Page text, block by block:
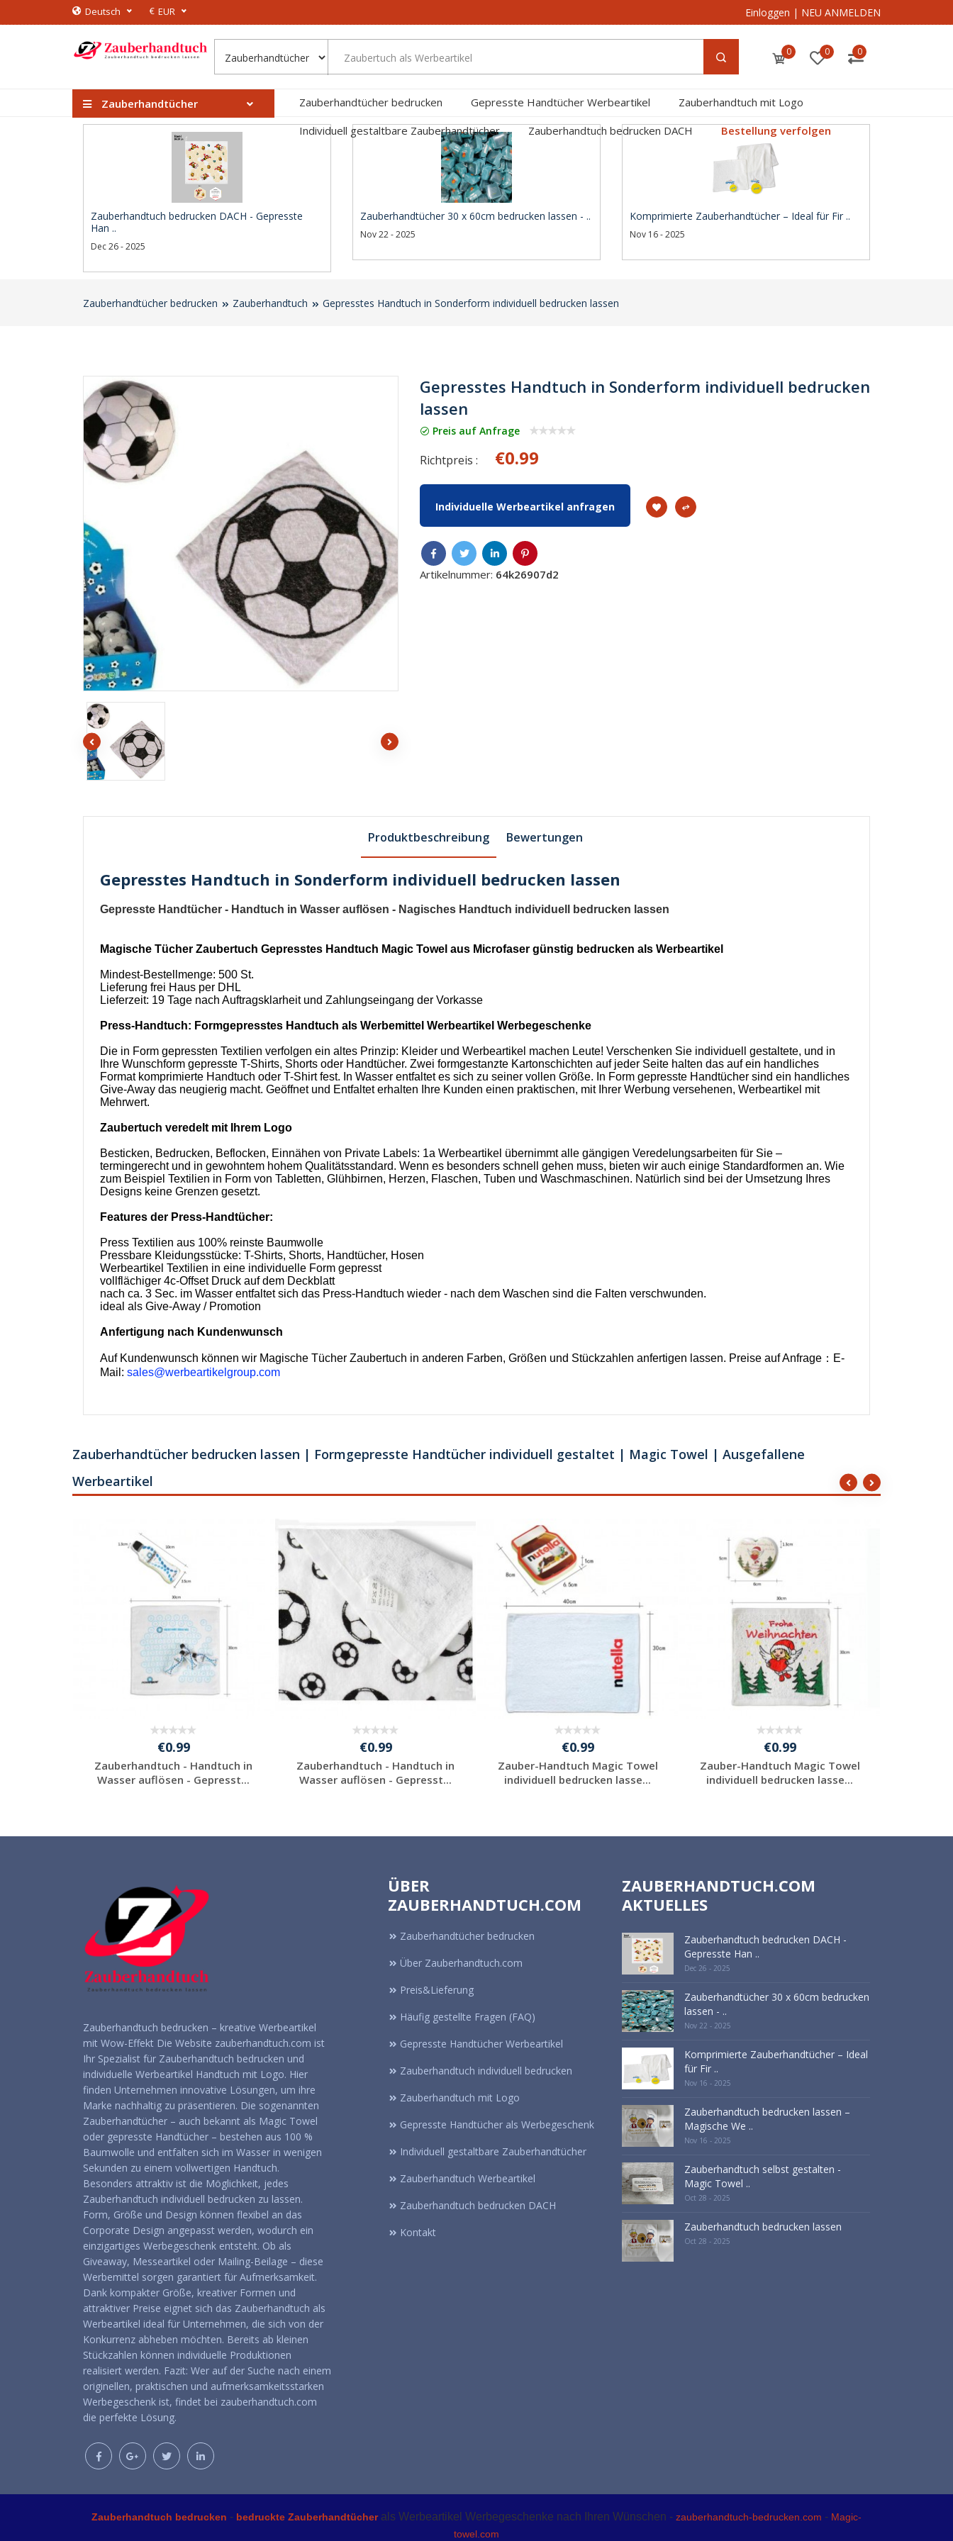
Deutsch € EUR Einloggen | NEU ANMELDEN
0 0 0
Zauberhandtücher Zauberhandtücher bedrucken Gepresste Handtücher Werbeartikel
Zauberhandtuch mit Logo
Individuell gestaltbare Zauberhandtücher
Zauberhandtuch bedrucken DACH Bestellung verfolgen
Zauberhandtuch bedrucken DACH - Gepresste
Han ..
Dec 26 - 2025
Zauberhandtücher 30 x 60cm bedrucken lassen - ..
Nov 22 - 2025
Komprimierte Zauberhandtücher – Ideal für Fir ..
Nov 16 - 2025
Zauberhandtücher bedrucken Zauberhandtuch Gepresstes Handtuch in Sonderform individuell bedrucken lassen
Gepresstes Handtuch in Sonderform individuell bedrucken
lassen
Preis auf Anfrage
Richtpreis : €0.99
Individuelle Werbeartikel anfragen
Artikelnummer: 64k26907d2
Produktbeschreibung Bewertungen
Gepresstes Handtuch in Sonderform individuell bedrucken lassen
Gepresste Handtücher - Handtuch in Wasser auflösen - Nagisches Handtuch individuell bedrucken lassen
Magische Tücher Zaubertuch Gepresstes Handtuch Magic Towel aus Microfaser günstig bedrucken als Werbeartikel
Mindest-Bestellmenge: 500 St.
Lieferung frei Haus per DHL
Lieferzeit: 19 Tage nach Auftragsklarheit und Zahlungseingang der Vorkasse
Press-Handtuch: Formgepresstes Handtuch als Werbemittel Werbeartikel Werbegeschenke
Die in Form gepressten Textilien verfolgen ein altes Prinzip: Kleider und Werbeartikel machen Leute! Verschenken Sie individuell gestaltete, und in
Ihre Wunschform gepresste T-Shirts, Shorts oder Handtücher. Zwei formgestanzte Kartonschichten auf jeder Seite halten das auf ein handliches
Format komprimierte Handtuch oder T-Shirt fest. In Wasser entfaltet es sich zu seiner vollen Größe. In Form gepresste Handtücher sind ein handliches
Give-Away das neugierig macht. Geöffnet und Entfaltet erhalten Ihre Kunden einen praktischen, mit Ihrer Werbung versehenen, Werbeartikel mit
Mehrwert.
Zaubertuch veredelt mit Ihrem Logo
Besticken, Bedrucken, Beflocken, Einnähen von Private Labels: 1a Werbeartikel übernimmt alle gängigen Veredelungsarbeiten für Sie –
termingerecht und in gewohntem hohem Qualitätsstandard. Wenn es besonders schnell gehen muss, bieten wir auch einige Standardformen an. Wie
zum Beispiel Textilien in Form von Tabletten, Glühbirnen, Herzen, Flaschen, Tuben und Waschmaschinen. Natürlich sind bei der Umsetzung Ihres
Designs keine Grenzen gesetzt.
Features der Press-Handtücher:
Press Textilien aus 100% reinste Baumwolle
Pressbare Kleidungsstücke: T-Shirts, Shorts, Handtücher, Hosen
Werbeartikel Textilien in eine individuelle Form gepresst
vollflächiger 4c-Offset Druck auf dem Deckblatt
nach ca. 3 Sec. im Wasser entfaltet sich das Press-Handtuch wieder - nach dem Waschen sind die Falten verschwunden.
ideal als Give-Away / Promotion
Anfertigung nach Kundenwunsch
Auf Kundenwunsch können wir Magische Tücher Zaubertuch in anderen Farben, Größen und Stückzahlen anfertigen lassen. Preise auf Anfrage：E-
Mail:sales@werbeartikelgroup.com
Zauberhandtücher bedrucken lassen | Formgepresste Handtücher individuell gestaltet | Magic Towel | Ausgefallene
Werbeartikel
€0.99
Zauberhandtuch - Handtuch in
Wasser auflösen - Gepresst...
anfragen
€0.99
Zauberhandtuch - Handtuch in
Wasser auflösen - Gepresst...
anfragen
€0.99
Zauber-Handtuch Magic Towel
individuell bedrucken lasse...
anfragen
€0.99
Zauber-Handtuch Magic Towel
individuell bedrucken lasse...
anfragen
Zauberhandtuch bedrucken – kreative Werbeartikel
mit Wow-Effekt Die Website zauberhandtuch.com ist
Ihr Spezialist für Zauberhandtuch bedrucken und
individuelle Werbeartikel Handtuch mit Logo. Hier
finden Unternehmen innovative Lösungen, um ihre
Marke nachhaltig zu präsentieren. Die sogenannten
Zauberhandtücher – auch bekannt als Magic Towel
oder gepresste Handtücher – bestehen aus 100 %
Baumwolle und entfalten sich im Wasser in wenigen
Sekunden zu einem vollwertigen Handtuch.
Besonders attraktiv ist die Möglichkeit, jedes
Zauberhandtuch individuell bedrucken zu lassen.
Form, Größe und Design können flexibel an das
Corporate Design angepasst werden, wodurch ein
einzigartiges Werbegeschenk entsteht. Ob als
Giveaway, Messeartikel oder Mailing-Beilage – diese
Werbemittel sorgen garantiert für Aufmerksamkeit.
Dank kompakter Größe, kreativer Formen und
attraktiver Preise eignet sich das Zauberhandtuch als
Werbeartikel ideal für Unternehmen, die sich von der
Konkurrenz abheben möchten. Bereits ab kleinen
Stückzahlen können individuelle Produktionen
realisiert werden. Fazit: Wer auf der Suche nach einem
originellen, praktischen und aufmerksamkeitsstarken
Werbegeschenk ist, findet bei zauberhandtuch.com
die perfekte Lösung.
ÜBER
ZAUBERHANDTUCH.COM
Zauberhandtücher bedrucken
Über Zauberhandtuch.com
Preis&Lieferung
Häufig gestellte Fragen (FAQ)
Gepresste Handtücher Werbeartikel
Zauberhandtuch individuell bedrucken
Zauberhandtuch mit Logo
Gepresste Handtücher als Werbegeschenk
Individuell gestaltbare Zauberhandtücher
Zauberhandtuch Werbeartikel
Zauberhandtuch bedrucken DACH
Kontakt
ZAUBERHANDTUCH.COM
AKTUELLES
Zauberhandtuch bedrucken DACH -
Gepresste Han ..
Dec 26 - 2025
Zauberhandtücher 30 x 60cm bedrucken
lassen - ..
Nov 22 - 2025
Komprimierte Zauberhandtücher – Ideal
für Fir ..
Nov 16 - 2025
Zauberhandtuch bedrucken lassen –
Magische We ..
Nov 16 - 2025
Zauberhandtuch selbst gestalten -
Magic Towel ..
Oct 28 - 2025
Zauberhandtuch bedrucken lassen
Oct 28 - 2025
Zauberhandtuch bedrucken - bedruckte Zauberhandtücherals Werbeartikel Werbegeschenke nach Ihren Wünschen - zauberhandtuch-bedrucken.com - Magic-
towel.com